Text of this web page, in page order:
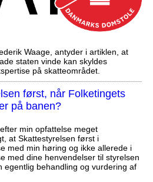
Waage, antyder i artiklen, at
staten vinde kan skyldes
på skatteområdet.
først, når Folketingets
på banen?
min opfattelse meget
at Skattestyrelsen først i
med min høring og ikke allerede i
med dine henvendelser til styrelsen
egentlig behandling og vurdering af